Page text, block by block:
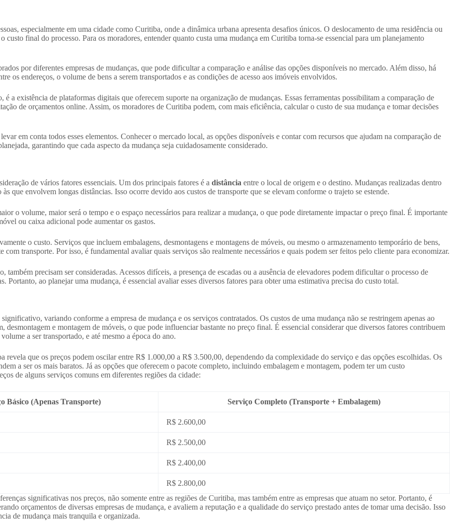
especialmente em uma cidade como Curitiba, onde a dinâmica urbana apresenta desafios únicos. O deslocamento de uma residência ou
final do processo. Para os moradores, entender quanto custa uma mudança em Curitiba torna-se essencial para um planejamento
por diferentes empresas de mudanças, que pode dificultar a comparação e análise das opções disponíveis no mercado. Além disso, há
os endereços, o volume de bens a serem transportados e as condições de acesso aos imóveis envolvidos.
a existência de plataformas digitais que oferecem suporte na organização de mudanças. Essas ferramentas possibilitam a comparação de
de orçamentos online. Assim, os moradores de Curitiba podem, com mais eficiência, calcular o custo de sua mudança e tomar decisões
em conta todos esses elementos. Conhecer o mercado local, as opções disponíveis e contar com recursos que ajudam na comparação de
garantindo que cada aspecto da mudança seja cuidadosamente considerado.
de vários fatores essenciais. Um dos principais fatores é a distância entre o local de origem e o destino. Mudanças realizadas dentro
que envolvem longas distâncias. Isso ocorre devido aos custos de transporte que se elevam conforme o trajeto se estende.
o volume, maior será o tempo e o espaço necessários para realizar a mudança, o que pode diretamente impactar o preço final. É importante
ou caixa adicional pode aumentar os gastos.
o custo. Serviços que incluem embalagens, desmontagens e montagens de móveis, ou mesmo o armazenamento temporário de bens,
transporte. Por isso, é fundamental avaliar quais serviços são realmente necessários e quais podem ser feitos pelo cliente para economizar.
também precisam ser consideradas. Acessos difíceis, a presença de escadas ou a ausência de elevadores podem dificultar o processo de
Portanto, ao planejar uma mudança, é essencial avaliar esses diversos fatores para obter uma estimativa precisa do custo total.
variando conforme a empresa de mudança e os serviços contratados. Os custos de uma mudança não se restringem apenas ao
desmontagem e montagem de móveis, o que pode influenciar bastante no preço final. É essencial considerar que diversos fatores contribuem
a ser transportado, e até mesmo a época do ano.
revela que os preços podem oscilar entre R$ 1.000,00 a R$ 3.500,00, dependendo da complexidade do serviço e das opções escolhidas. Os
a ser os mais baratos. Já as opções que oferecem o pacote completo, incluindo embalagem e montagem, podem ter um custo
de alguns serviços comuns em diferentes regiões da cidade:
Básico (Apenas Transporte) Serviço Completo (Transporte + Embalagem)
R$ 2.600,00
R$ 2.500,00
R$ 2.400,00
R$ 2.800,00
significativas nos preços, não somente entre as regiões de Curitiba, mas também entre as empresas que atuam no setor. Portanto, é
orçamentos de diversas empresas de mudança, e avaliem a reputação e a qualidade do serviço prestado antes de tomar uma decisão. Isso
de mudança mais tranquila e organizada.